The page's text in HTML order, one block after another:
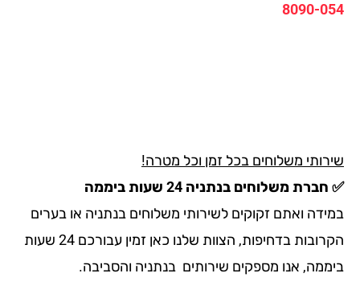
8090-
משלוחים בכל זמן וכל מטרה!
משלוחים בנתניה 24 שעות ביממה
ואתם זקוקים לשירותי משלוחים בנתניה או בערים
הקרובות בדחיפות, הצוות שלנו כאן זמין עבורכם 24 שעות
אנו מספקים שירותים בנתניה והסביבה.